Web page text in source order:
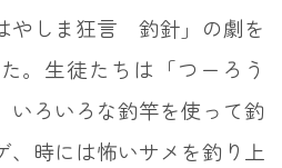
やしま狂言 釣針」の劇を
。生徒たちは「つーろう
いろいろな釣竿を使って釣
、時には怖いサメを釣り上